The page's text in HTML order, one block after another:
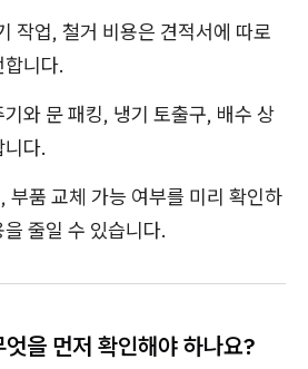
작업, 철거 비용은 견적서에 따로
니다.
와 문 패킹, 냉기 토출구, 배수 상
다.
부품 교체 가능 여부를 미리 확인하
줄일 수 있습니다.
을 먼저 확인해야 하나요?